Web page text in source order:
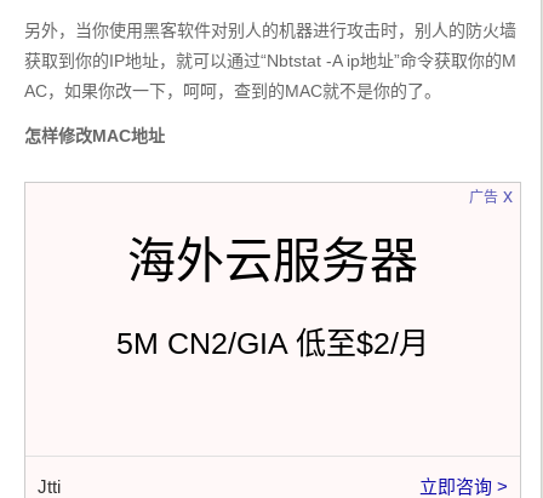
另外，当你使用黑客软件对别人的机器进行攻击时，别人的防火墙
获取到你的IP地址，就可以通过“Nbtstat -A ip地址”命令获取你的M
AC，如果你改一下，呵呵，查到的MAC就不是你的了。
怎样修改MAC地址
广告
海外云服务器
5M CN2/GIA 低至$2/月
Jtti 立即咨询 >
x